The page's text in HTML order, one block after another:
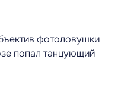
фотоловушки
попал танцующий